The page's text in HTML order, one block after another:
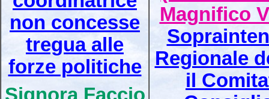
non concesse
tregua alle
forze politiche
Magnifico
Regionale
il